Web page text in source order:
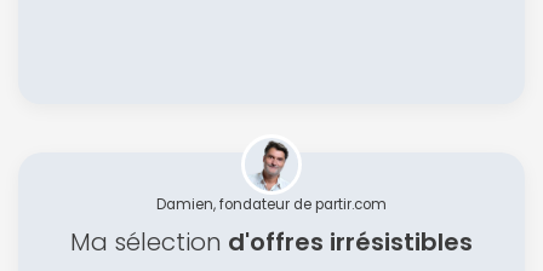
Damien, fondateur de partir.com
Ma sélection d'offres irrésistibles